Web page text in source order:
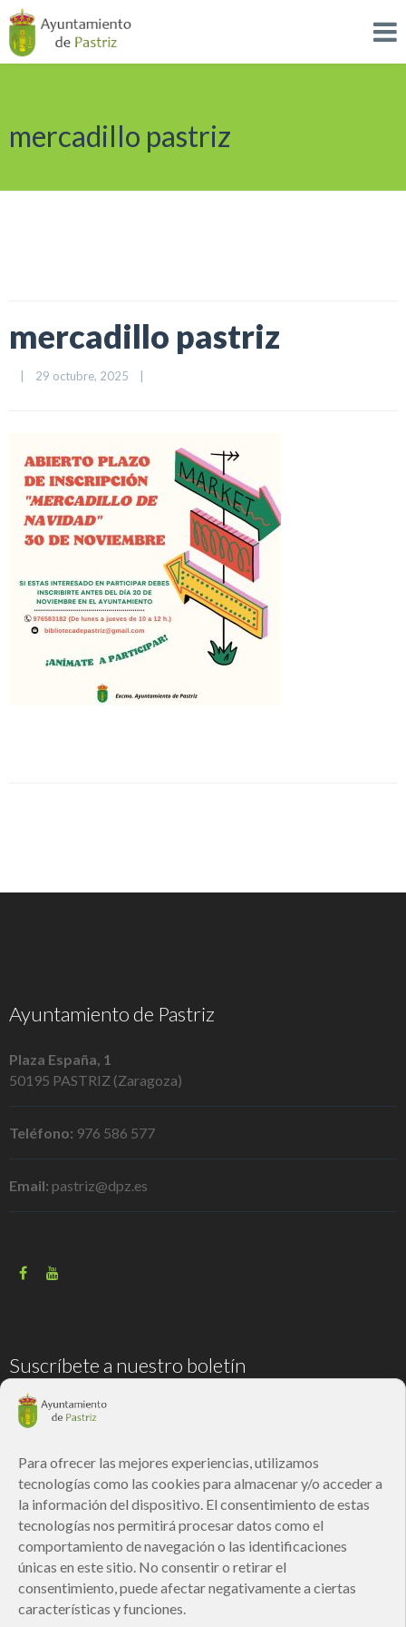
Para ofrecer las mejores experiencias, utilizamos
tecnologías como las cookies para almacenar y/o acceder a
la información del dispositivo. El consentimiento de estas
tecnologías nos permitirá procesar datos como el
comportamiento de navegación o las identificaciones
únicas en este sitio. No consentir o retirar el
consentimiento, puede afectar negativamente a ciertas
características y funciones.
mercadillo pastriz
mercadillo pastriz
29 octubre, 2025
Ayuntamiento de Pastriz
Plaza España, 1
50195 PASTRIZ (Zaragoza)
Teléfono: 976 586 577
Email: pastriz@dpz.es
Suscríbete a nuestro boletín
Correo electrónico
He leído y acepto laPolítica de privacidad
Responsable » Ayuntamiento de Pastriz.
Finalidad » enviarte nuestras publicaciones y noticias.
Legitimación » tu consentimiento.
Destinatarios » solo se realizan cesiones si existe una obligación legal.